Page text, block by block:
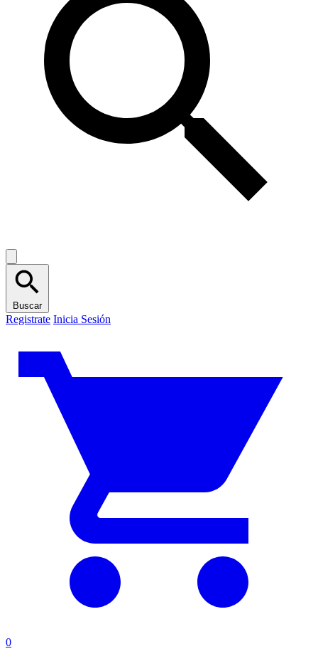
Buscar
Registrate Inicia Sesión
0